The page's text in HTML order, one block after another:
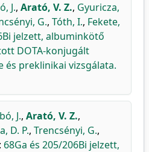
J., Arató, V. Z., Gyuricza,
G., Tóth, I., Fekete,
jelzett, albuminkötő
DOTA-konjugált
és preklinikai vizsgálata.
J., Arató, V. Z.,
D. P., Trencsényi, G.,
: 68Ga és 205/206Bi jelzett,